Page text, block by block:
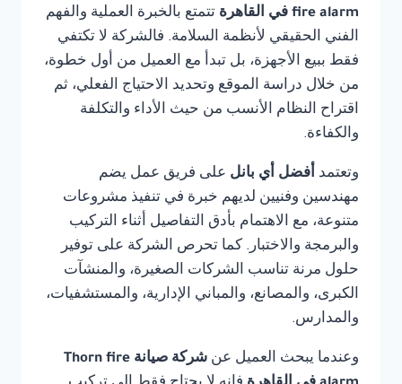
fire alarm في القاهرة
تتمتع بالخبرة العملية والفهم
الفني الحقيقي لأنظمة السلامة. فالشركة لا تكتفي
فقط ببيع الأجهزة، بل تبدأ مع العميل من أول خطوة،
من خلال دراسة الموقع وتحديد الاحتياج الفعلي، ثم
اقتراح النظام الأنسب من حيث الأداء والتكلفة
والكفاءة.
وتعتمد أفضل أي بانل على فريق عمل يضم
مهندسين وفنيين لديهم خبرة في تنفيذ مشروعات
متنوعة، مع الاهتمام بأدق التفاصيل أثناء التركيب
والبرمجة والاختبار. كما تحرص الشركة على توفير
حلول مرنة تناسب الشركات الصغيرة، والمنشآت
الكبرى، والمصانع، والمباني الإدارية، والمستشفيات،
والمدارس.
وعندما يبحث العميل عن
شركة صيانة Thorn fire